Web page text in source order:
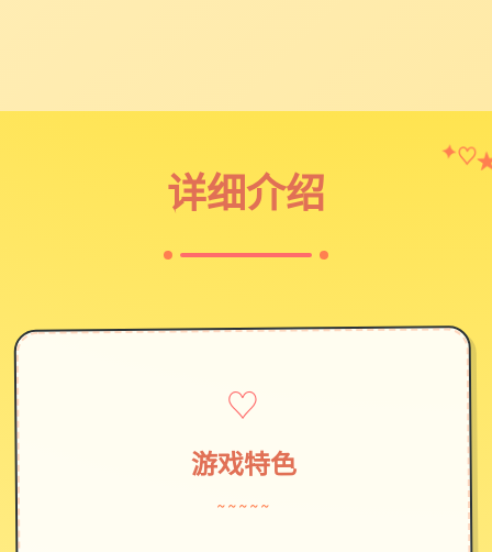
详细介绍
✦ ♡
♡
游戏特色
~~~~~